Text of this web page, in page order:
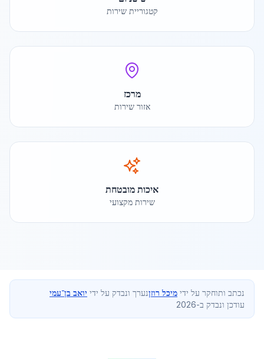
קטגוריית שירות
מרכז
אזור שירות
איכות מובטחת
שירות מקצועי
נכתב ותוחקר על ידי מיכל רוזןנערך ונבדק על ידי יואב בן־עמי
עודכן ונבדק ב-2026